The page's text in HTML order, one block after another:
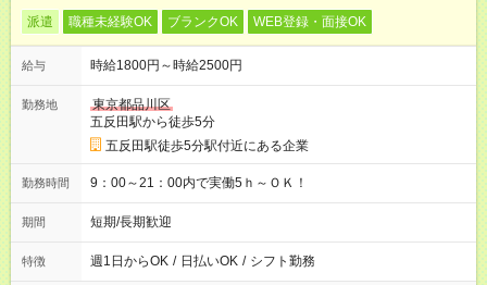
派遣 職種未経験OK ブランクOK WEB登録・面接OK
給与 時給1800円～時給2500円
勤務地
東京都品川区
五反田駅から徒歩5分
五反田駅徒歩5分駅付近にある企業
勤務時間 9：00～21：00内で実働5ｈ～ＯＫ！
期間 短期/長期歓迎
特徴 週1日からOK / 日払いOK / シフト勤務